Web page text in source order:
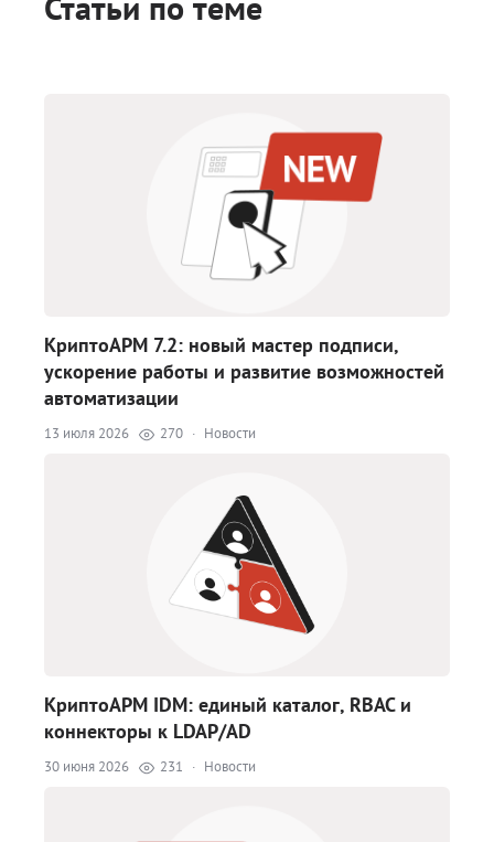
КриптоАРМ 7.2: новый мастер подписи,
ускорение работы и развитие возможностей
автоматизации
13 июля 2026 270 · Новости
КриптоАРМ IDM: единый каталог, RBAC и
коннекторы к LDAP/AD
30 июня 2026 231 · Новости